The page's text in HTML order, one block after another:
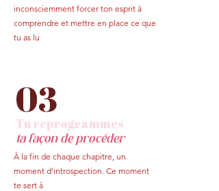
inconsciemment forcer ton esprit à
comprendre et mettre en place ce que
tu as lu
03
Tu reprogrammes
ta façon de procéder
À la fin de chaque chapitre, un
moment d'introspection. Ce moment
te sert à